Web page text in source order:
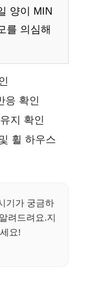
양이 MIN
를 의심해
응 확인
지 확인
휠 하우스
기가 궁금하
려드려요.지
요!